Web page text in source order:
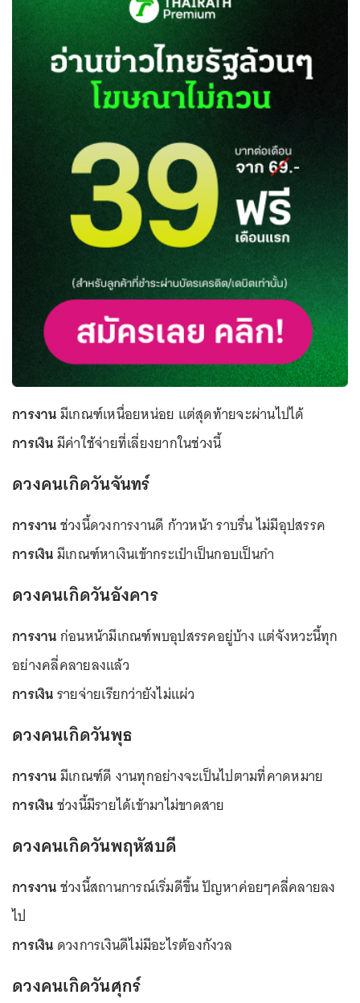
การงานมีเกณฑ์เหนื่อยหน่อย แต่สุดท้ายจะผ่านไปได้
การเงินมีค่าใช้จ่ายที่เลี่ยงยากในช่วงนี้
ดวงคนเกิดวันจันทร์
การงานช่วงนี้ดวงการงานดี ก้าวหน้า ราบรื่น ไม่มีอุปสรรค
การเงินมีเกณฑ์หาเงินเข้ากระเป๋าเป็นกอบเป็นกำ
ดวงคนเกิดวันอังคาร
การงานก่อนหน้ามีเกณฑ์พบอุปสรรคอยู่บ้าง แต่จังหวะนี้ทุก
อย่างคลี่คลายลงแล้ว
การเงินรายจ่ายเรียกว่ายังไม่แผ่ว
ดวงคนเกิดวันพุธ
การงานมีเกณฑ์ดี งานทุกอย่างจะเป็นไปตามที่คาดหมาย
การเงินช่วงนี้มีรายได้เข้ามาไม่ขาดสาย
ดวงคนเกิดวันพฤหัสบดี
การงานช่วงนี้สถานการณ์เริ่มดีขึ้น ปัญหาค่อยๆคลี่คลายลง
ไป
การเงิน ดวงการเงินดีไม่มีอะไรต้องกังวล
ดวงคนเกิดวันศุกร์